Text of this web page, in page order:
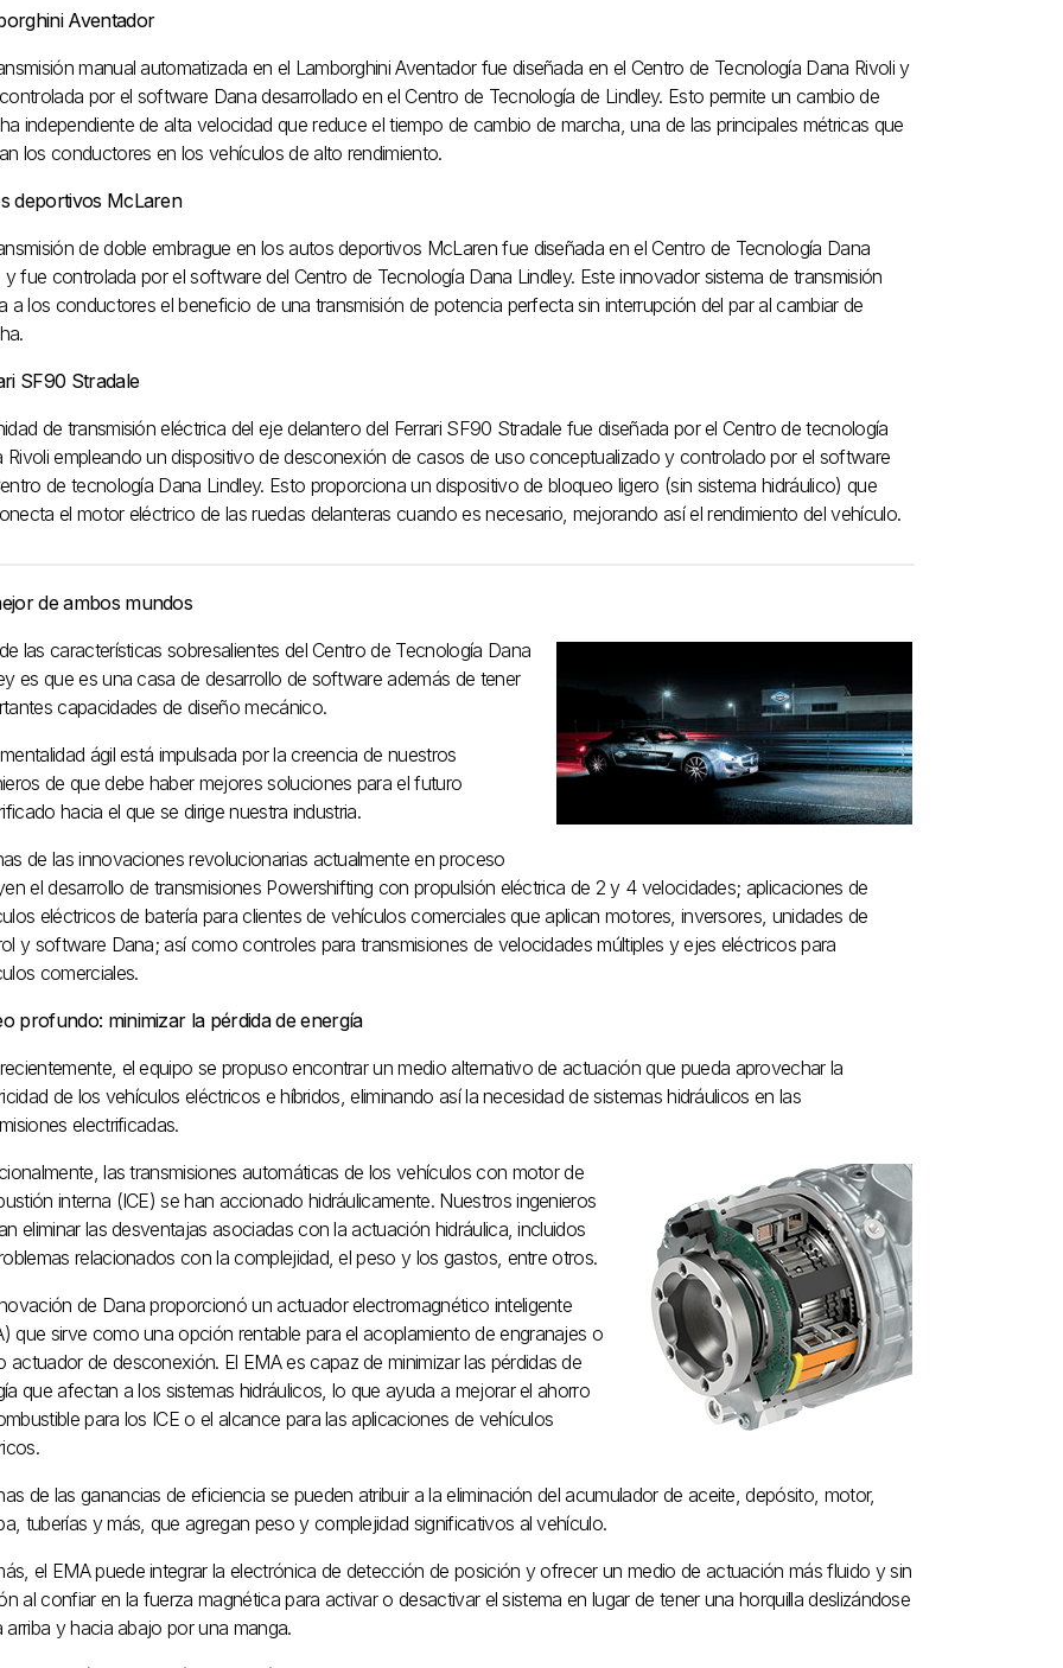
Aventador
manual automatizada en el Lamborghini Aventador fue diseñada en el Centro de Tecnología Dana Rivoli y
por el software Dana desarrollado en el Centro de Tecnología de Lindley. Esto permite un cambio de
independiente de alta velocidad que reduce el tiempo de cambio de marcha, una de las principales métricas que
los conductores en los vehículos de alto rendimiento.
deportivos McLaren
de doble embrague en los autos deportivos McLaren fue diseñada en el Centro de Tecnología Dana
y fue controlada por el software del Centro de Tecnología Dana Lindley. Este innovador sistema de transmisión
a los conductores el beneficio de una transmisión de potencia perfecta sin interrupción del par al cambiar de
SF90 Stradale
de transmisión eléctrica del eje delantero del Ferrari SF90 Stradale fue diseñada por el Centro de tecnología
Rivoli empleando un dispositivo de desconexión de casos de uso conceptualizado y controlado por el software
de tecnología Dana Lindley. Esto proporciona un dispositivo de bloqueo ligero (sin sistema hidráulico) que
el motor eléctrico de las ruedas delanteras cuando es necesario, mejorando así el rendimiento del vehículo.
de ambos mundos
las características sobresalientes del Centro de Tecnología Dana
es que es una casa de desarrollo de software además de tener
capacidades de diseño mecánico.
ágil está impulsada por la creencia de nuestros
de que debe haber mejores soluciones para el futuro
hacia el que se dirige nuestra industria.
de las innovaciones revolucionarias actualmente en proceso
el desarrollo de transmisiones Powershifting con propulsión eléctrica de 2 y 4 velocidades; aplicaciones de
eléctricos de batería para clientes de vehículos comerciales que aplican motores, inversores, unidades de
y software Dana; así como controles para transmisiones de velocidades múltiples y ejes eléctricos para
comerciales.
profundo: minimizar la pérdida de energía
el equipo se propuso encontrar un medio alternativo de actuación que pueda aprovechar la
de los vehículos eléctricos e híbridos, eliminando así la necesidad de sistemas hidráulicos en las
electrificadas.
las transmisiones automáticas de los vehículos con motor de
interna (ICE) se han accionado hidráulicamente. Nuestros ingenieros
eliminar las desventajas asociadas con la actuación hidráulica, incluidos
relacionados con la complejidad, el peso y los gastos, entre otros.
de Dana proporcionó un actuador electromagnético inteligente
que sirve como una opción rentable para el acoplamiento de engranajes o
actuador de desconexión. El EMA es capaz de minimizar las pérdidas de
que afectan a los sistemas hidráulicos, lo que ayuda a mejorar el ahorro
para los ICE o el alcance para las aplicaciones de vehículos
de las ganancias de eficiencia se pueden atribuir a la eliminación del acumulador de aceite, depósito, motor,
tuberías y más, que agregan peso y complejidad significativos al vehículo.
el EMA puede integrar la electrónica de detección de posición y ofrecer un medio de actuación más fluido y sin
al confiar en la fuerza magnética para activar o desactivar el sistema en lugar de tener una horquilla deslizándose
arriba y hacia abajo por una manga.